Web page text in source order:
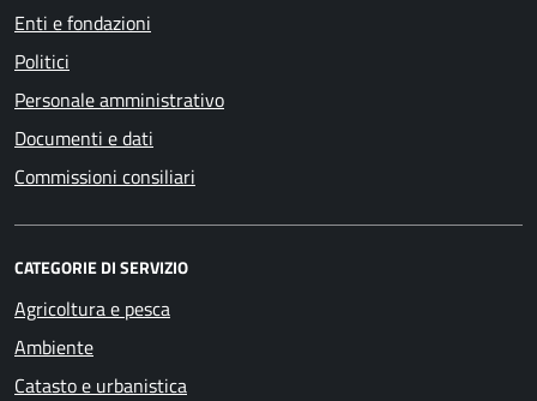
Enti e fondazioni
Politici
Personale amministrativo
Documenti e dati
Commissioni consiliari
CATEGORIE DI SERVIZIO
Agricoltura e pesca
Ambiente
Catasto e urbanistica